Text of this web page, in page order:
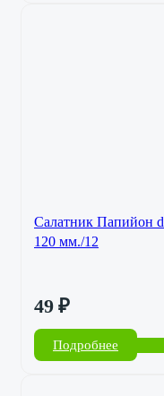
Салатник Папийон d
120 мм./12
49 ₽
Подробнее